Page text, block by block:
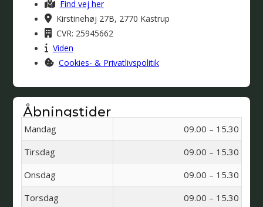
Find vej her
Kirstinehøj 27B, 2770 Kastrup
CVR: 25945662
Viden
Cookies- & Privatlivspolitik
Åbningstider
Mandag
09.00 – 15.30
Tirsdag
09.00 – 15.30
Onsdag
09.00 – 15.30
Torsdag
09.00 – 15.30